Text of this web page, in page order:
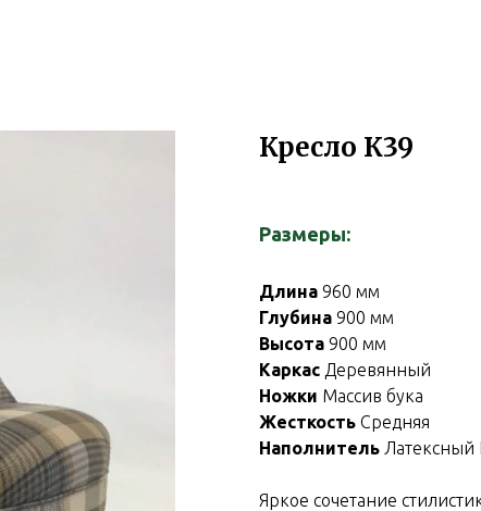
Кресло К39
Размеры:
Длина 960 мм
Глубина 900 мм
Высота 900 мм
Каркас Деревянный
Ножки Массив бука
Жесткость Средняя
Наполнитель Латексный
Яркое сочетание